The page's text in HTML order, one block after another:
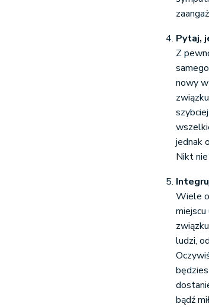
Pytaj,
Z
nowy
jednak
Nikt
Wiele
miejscu
ludzi,
bądź